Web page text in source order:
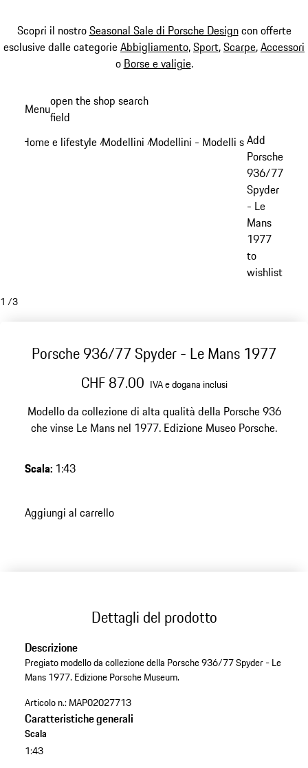
Scopri il nostroSeasonal Sale di Porsche Designcon offerte
esclusive dalle categorieAbbigliamento,Sport,Scarpe,Accessori
o Borse e valigie.
principale
Menuopen the shop search
field
Home e lifestyle /Modellini /Modellini - Modelli storici
Add
Porsche
936/77
Spyder
- Le
Mans
1977
to
wishlist
1 /3
Porsche 936/77 Spyder - Le Mans 1977
CHF 87.00 IVA e dogana inclusi
Modello da collezione di alta qualità della Porsche 936
che vinse Le Mans nel 1977. Edizione Museo Porsche.
Scala: 1:43
Aggiungi al carrello
Dettagli del prodotto
Descrizione
Pregiato modello da collezione della Porsche 936/77 Spyder - Le
Mans 1977. Edizione Porsche Museum.
Articolo n.: MAP02027713
Caratteristiche generali
Scala
1:43